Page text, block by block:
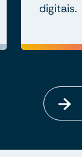
digitais.